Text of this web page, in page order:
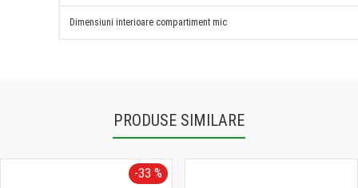
Dimensiuni interioare compartiment mic
PRODUSE SIMILARE
-33 %